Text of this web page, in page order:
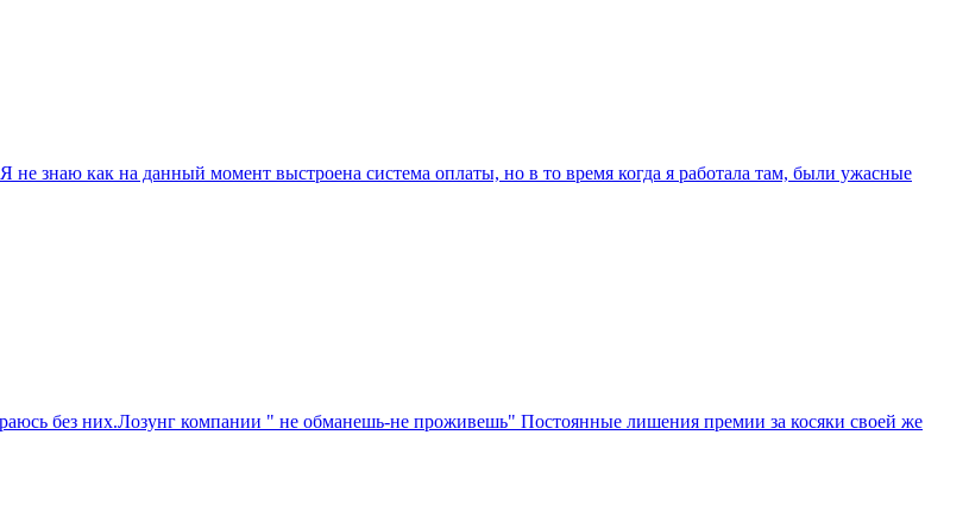
не знаю как на данный момент выстроена система оплаты, но в то время когда я работала там, были ужасные
без них.Лозунг компании " не обманешь-не проживешь" Постоянные лишения премии за косяки своей же